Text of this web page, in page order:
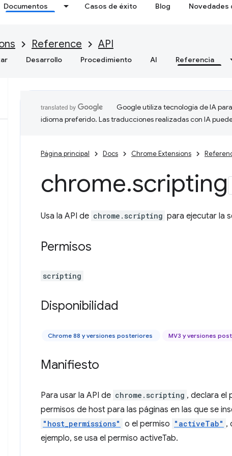
Documentos Casos de éxito Blog Novedades
Reference API
Desarrollo Procedimiento AI Referencia
Google utiliza tecnología de IA
idioma preferido. Las traducciones realizadas con IA
Página principal Docs Chrome Extensions
chrome.scripting
Usa la API de chrome.scripting para ejecutar la
Permisos
scripting
Disponibilidad
Chrome 88 y versiones posteriores MV3 y versiones
Manifiesto
Para usar la API de chrome.scripting , declara el
permisos de host para las páginas en las que se
"host_permissions" o el permiso "activeTab" ,
ejemplo, se usa el permiso activeTab.